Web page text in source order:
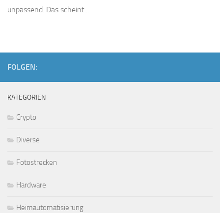
unpassend. Das scheint...
FOLGEN:
KATEGORIEN
Crypto
Diverse
Fotostrecken
Hardware
Heimautomatisierung